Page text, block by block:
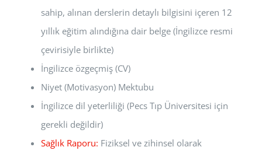
sahip, alınan derslerin detaylı bilgisini içeren 12
yıllık eğitim alındığına dair belge (İngilizce resmi
çevirisiyle birlikte)
İngilizce özgeçmiş (CV)
Niyet (Motivasyon) Mektubu
İngilizce dil yeterliliği (Pecs Tıp Üniversitesi için
gerekli değildir)
Sağlık Raporu: Fiziksel ve zihinsel olarak